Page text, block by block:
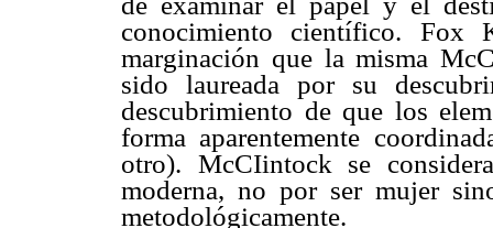
conocimiento científico. Fox
marginación que la misma
sido laureada por su
descubrimiento de que los
forma aparentemente
otro). McCIintock se
moderna, no por ser mujer
metodológicamente.